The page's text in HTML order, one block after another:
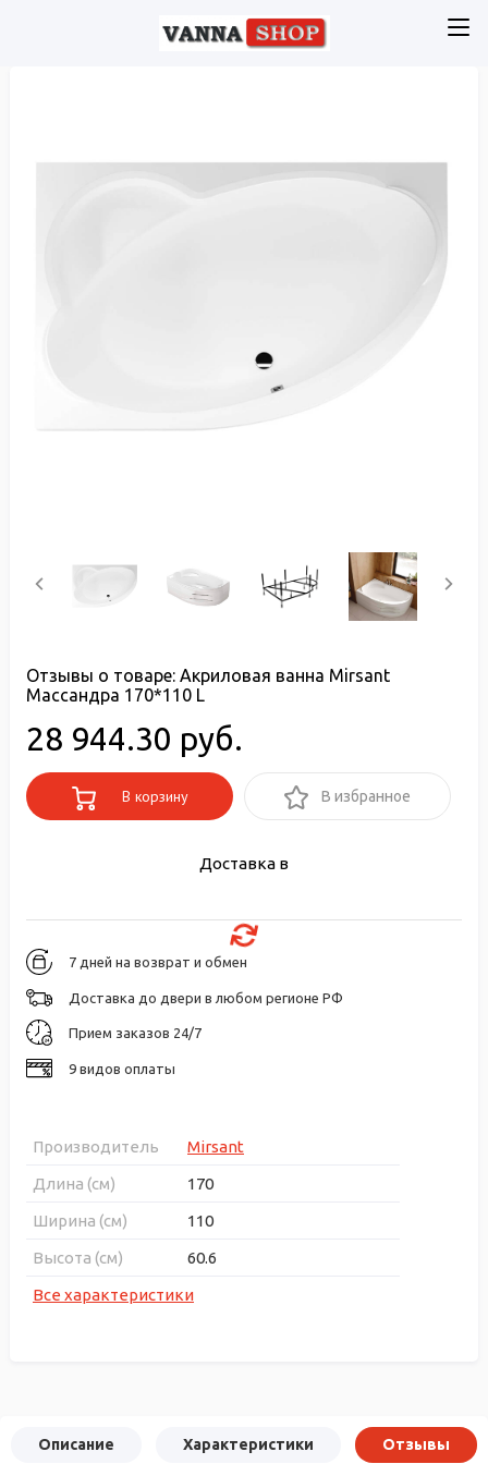
Отзывы о товаре: Акриловая ванна Mirsant
Массандра 170*110 L
28 944.30 руб.
В корзину В избранное
Доставка в
7 дней на возврат и обмен
Доставка до двери в любом регионе РФ
Прием заказов 24/7
9 видов оплаты
Производитель
Mirsant
Длина (см)
170
Ширина (см)
110
Высота (см)
60.6
Все характеристики
Описание Характеристики Отзывы